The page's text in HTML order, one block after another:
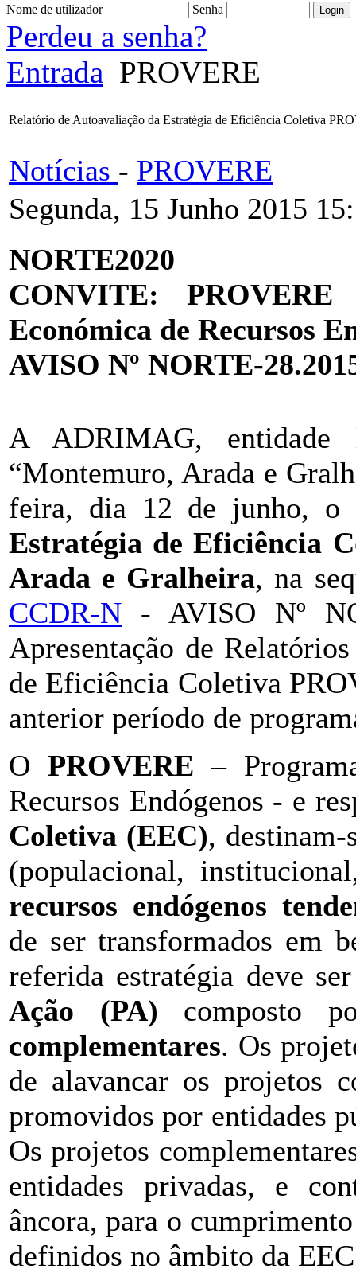
Nome de utilizador Senha
Perdeu a senha?
Entrada PROVERE
Relatório de Autoavaliação da Estratégia de Eficiência Coletiva
Notícias - PROVERE
Segunda, 15 Junho 2015
NORTE2020
CONVITE:
Económica de Recursos
AVISO Nº NORTE-
A ADRIMAG, entidade
“Montemuro, Arada e
feira, dia 12 de junho, o
Estratégia de Eficiência
Arada e Gralheira, na
CCDR-N - AVISO Nº
Apresentação de
de Eficiência Coletiva
anterior período de
OPROVERE –
Recursos Endógenos - e
Coletiva (EEC),
(populacional,
recursos endógenos
de ser transformados em
referida estratégia deve
Ação (PA) composto
complementares. Os
de alavancar os projetos
promovidos por entidades
Os projetos
entidades privadas, e
âncora, para o
definidos no âmbito da